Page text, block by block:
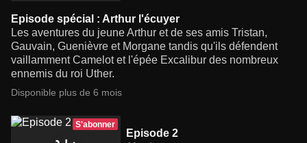
Episode spécial : Arthur l'écuyer
Les aventures du jeune Arthur et de ses amis Tristan,
Gauvain, Guenièvre et Morgane tandis qu'ils défendent
vaillamment Camelot et l'épée Excalibur des nombreux
ennemis du roi Uther.
Disponible plus de 6 mois
S'abonner
Episode 2